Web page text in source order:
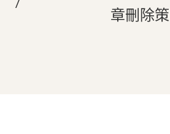
章刪除